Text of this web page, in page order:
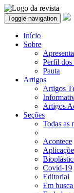
Toggle navigation
Início
Sobre
Perfil dos
Pauta
Artigos
Artigos
Artigos
Seções
Todas as
Acontece
Covid-19
Editorial
Em